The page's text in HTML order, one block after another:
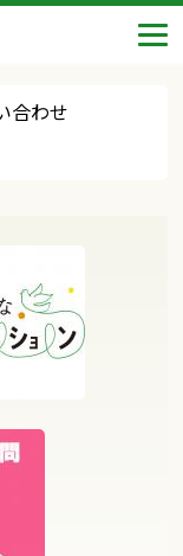
合わせ